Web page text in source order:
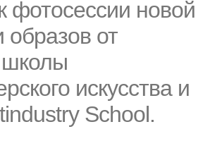
фотосессии новой
образов от
школы
искусства и
School.